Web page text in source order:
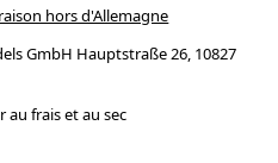
hors d'Allemagne
GmbH Hauptstraße 26, 10827
au frais et au sec